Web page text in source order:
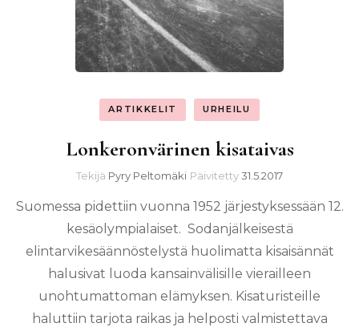
ARTIKKELIT URHEILU
Lonkeronvärinen kisataivas
Tekijä Pyry Peltomäki Päivitetty31.5.2017
Suomessa pidettiin vuonna 1952 järjestyksessään 12.
kesäolympialaiset. Sodanjälkeisestä
elintarvikesäännöstelystä huolimatta kisaisännät
halusivat luoda kansainvälisille vierailleen
unohtumattoman elämyksen. Kisaturisteille
haluttiin tarjota raikas ja helposti valmistettava